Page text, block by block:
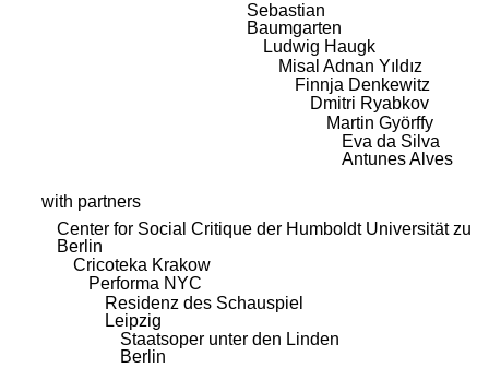
Sebastian
Baumgarten
Ludwig Haugk
Misal Adnan Yıldız
Finnja Denkewitz
Dmitri Ryabkov
Martin Györffy
Eva da Silva
Antunes Alves
with partners
Center for Social Critique der Humboldt Universität zu
Berlin
Cricoteka Krakow
Performa NYC
Residenz des Schauspiel
Leipzig
Staatsoper unter den Linden
Berlin